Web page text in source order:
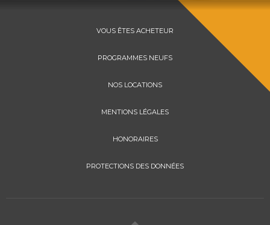
VOUS ÊTES ACHETEUR
PROGRAMMES NEUFS
NOS LOCATIONS
MENTIONS LÉGALES
HONORAIRES
PROTECTIONS DES DONNÉES